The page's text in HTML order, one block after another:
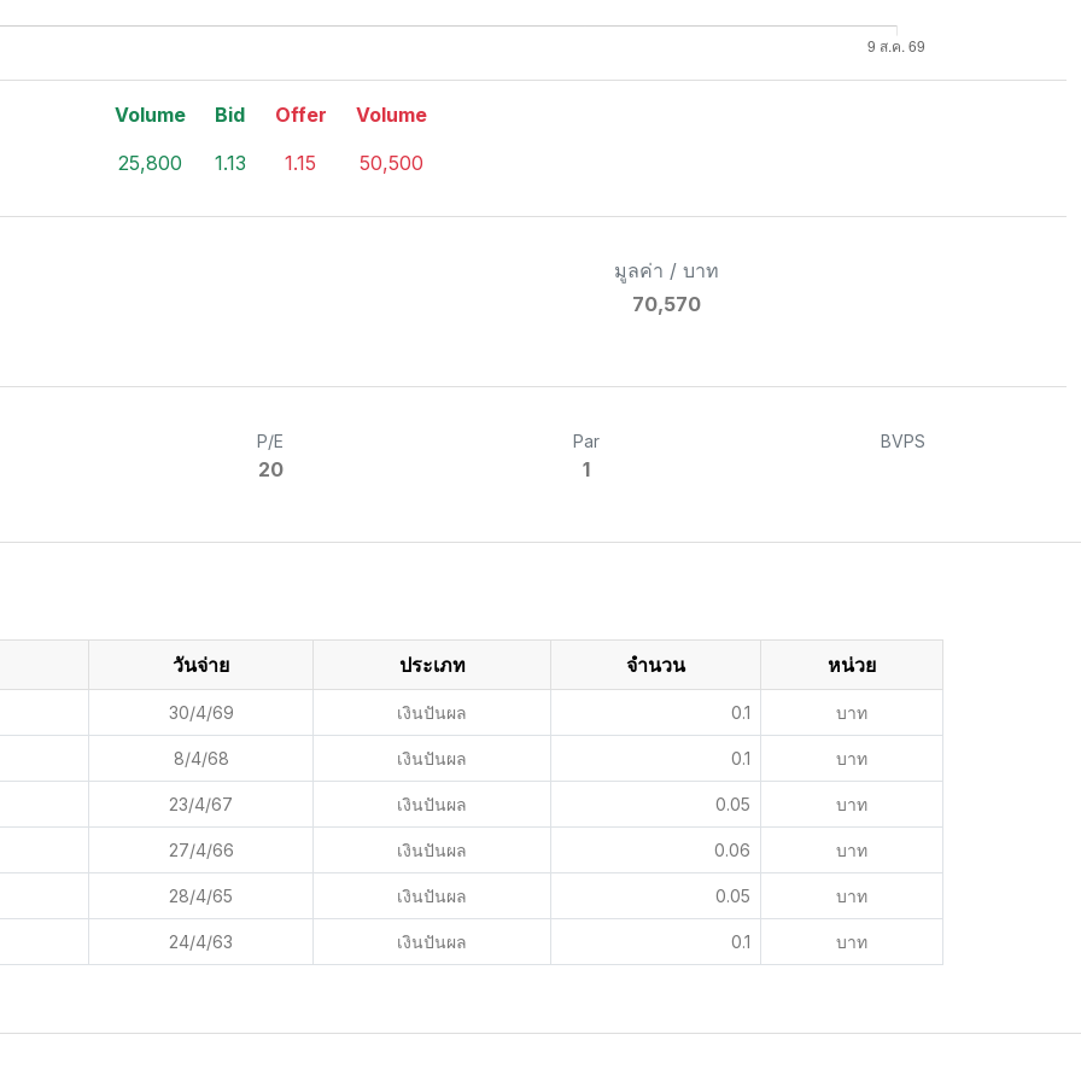
Volume
25,800
Bid
1.13
Offer
1.15
Volume
50,500
มูลค่า / บาท
70,570
P/E
20
Par
1
BVPS
วันจ่าย ประเภท จำนวน หน่วย
30/4/69 เงินปันผล 0.1 บาท
8/4/68 เงินปันผล 0.1 บาท
23/4/67 เงินปันผล 0.05 บาท
27/4/66 เงินปันผล 0.06 บาท
28/4/65 เงินปันผล 0.05 บาท
24/4/63 เงินปันผล 0.1 บาท